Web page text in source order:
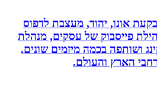
אונו, יהוד, מעצבת לדפוס
פייסבוק של עסקים, מנהלת
בכמה מיזמים שונים.
הארץ והעולם.